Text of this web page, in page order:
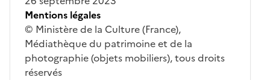
Mentions légales
© Ministère de la Culture (France),
Médiathèque du patrimoine et de la
photographie (objets mobiliers), tous droits
réservés